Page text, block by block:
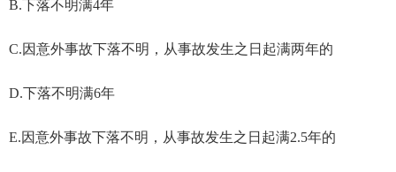
B.下落不明满4年
C.因意外事故下落不明，从事故发生之日起满两年的
D.下落不明满6年
E.因意外事故下落不明，从事故发生之日起满2.5年的